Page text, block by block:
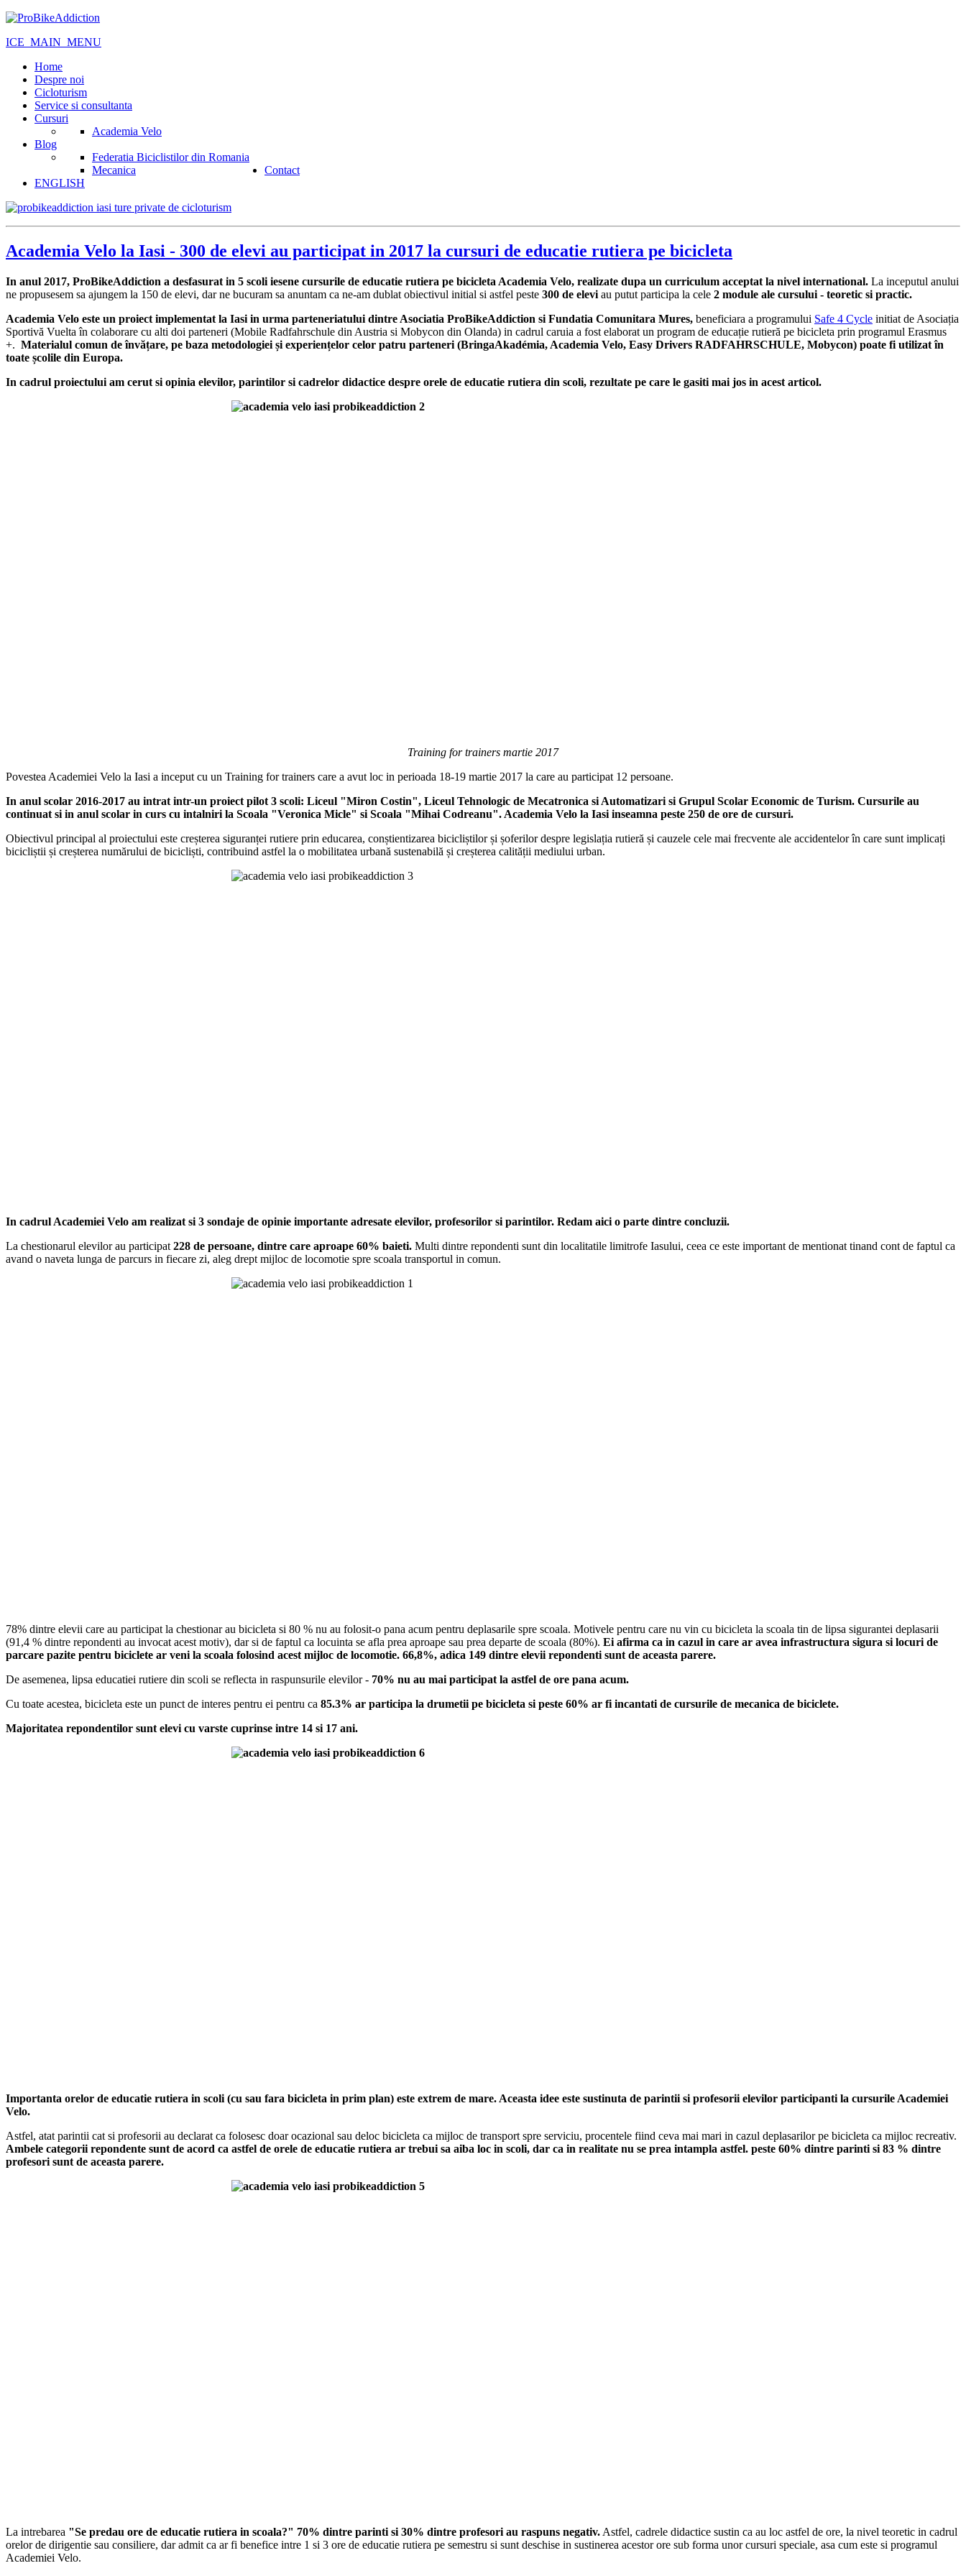
ICE_MAIN_MENU
Home
Despre noi
Cicloturism
Service si consultanta
Cursuri
Academia Velo
Blog
Federatia Biciclistilor din Romania
Mecanica
Contact
ENGLISH
Academia Velo la Iasi - 300 de elevi au participat in 2017 la cursuri de educatie rutiera pe bicicleta
In anul 2017, ProBikeAddiction a desfasurat in 5 scoli iesene cursurile de educatie rutiera pe bicicleta Academia Velo, realizate dupa un curriculum acceptat la nivel international. La inceputul anului
ne propusesem sa ajungem la 150 de elevi, dar ne bucuram sa anuntam ca ne-am dublat obiectivul initial si astfel peste 300 de elevi au putut participa la cele 2 module ale cursului - teoretic si practic.
Academia Velo este un proiect implementat la Iasi in urma parteneriatului dintre Asociatia ProBikeAddiction si Fundatia Comunitara Mures, beneficiara a programului Safe 4 Cycle initiat de Asociația
Sportivă Vuelta în colaborare cu alti doi parteneri (Mobile Radfahrschule din Austria si Mobycon din Olanda) in cadrul caruia a fost elaborat un program de educație rutieră pe bicicleta prin programul Erasmus
+. Materialul comun de învățare, pe baza metodologiei și experiențelor celor patru parteneri (BringaAkadémia, Academia Velo, Easy Drivers RADFAHRSCHULE, Mobycon) poate fi utilizat în
toate școlile din Europa.
In cadrul proiectului am cerut si opinia elevilor, parintilor si cadrelor didactice despre orele de educatie rutiera din scoli, rezultate pe care le gasiti mai jos in acest articol.
Training for trainers martie 2017
Povestea Academiei Velo la Iasi a inceput cu un Training for trainers care a avut loc in perioada 18-19 martie 2017 la care au participat 12 persoane.
In anul scolar 2016-2017 au intrat intr-un proiect pilot 3 scoli: Liceul "Miron Costin", Liceul Tehnologic de Mecatronica si Automatizari si Grupul Scolar Economic de Turism. Cursurile au
continuat si in anul scolar in curs cu intalniri la Scoala "Veronica Micle" si Scoala "Mihai Codreanu". Academia Velo la Iasi inseamna peste 250 de ore de cursuri.
Obiectivul principal al proiectului este creșterea siguranței rutiere prin educarea, conștientizarea bicicliștilor și șoferilor despre legislația rutieră și cauzele cele mai frecvente ale accidentelor în care sunt implicați
bicicliștii și creșterea numărului de bicicliști, contribuind astfel la o mobilitatea urbană sustenabilă și creșterea calității mediului urban.
In cadrul Academiei Velo am realizat si 3 sondaje de opinie importante adresate elevilor, profesorilor si parintilor. Redam aici o parte dintre concluzii.
La chestionarul elevilor au participat 228 de persoane, dintre care aproape 60% baieti. Multi dintre repondenti sunt din localitatile limitrofe Iasului, ceea ce este important de mentionat tinand cont de faptul ca
avand o naveta lunga de parcurs in fiecare zi, aleg drept mijloc de locomotie spre scoala transportul in comun.
78% dintre elevii care au participat la chestionar au bicicleta si 80 % nu au folosit-o pana acum pentru deplasarile spre scoala. Motivele pentru care nu vin cu bicicleta la scoala tin de lipsa sigurantei deplasarii
(91,4 % dintre repondenti au invocat acest motiv), dar si de faptul ca locuinta se afla prea aproape sau prea departe de scoala (80%). Ei afirma ca in cazul in care ar avea infrastructura sigura si locuri de
parcare pazite pentru biciclete ar veni la scoala folosind acest mijloc de locomotie. 66,8%, adica 149 dintre elevii repondenti sunt de aceasta parere.
De asemenea, lipsa educatiei rutiere din scoli se reflecta in raspunsurile elevilor - 70% nu au mai participat la astfel de ore pana acum.
Cu toate acestea, bicicleta este un punct de interes pentru ei pentru ca 85.3% ar participa la drumetii pe bicicleta si peste 60% ar fi incantati de cursurile de mecanica de biciclete.
Majoritatea repondentilor sunt elevi cu varste cuprinse intre 14 si 17 ani.
Importanta orelor de educatie rutiera in scoli (cu sau fara bicicleta in prim plan) este extrem de mare. Aceasta idee este sustinuta de parintii si profesorii elevilor participanti la cursurile Academiei
Velo.
Astfel, atat parintii cat si profesorii au declarat ca folosesc doar ocazional sau deloc bicicleta ca mijloc de transport spre serviciu, procentele fiind ceva mai mari in cazul deplasarilor pe bicicleta ca mijloc recreativ.
Ambele categorii repondente sunt de acord ca astfel de orele de educatie rutiera ar trebui sa aiba loc in scoli, dar ca in realitate nu se prea intampla astfel. peste 60% dintre parinti si 83 % dintre
profesori sunt de aceasta parere.
La intrebarea "Se predau ore de educatie rutiera in scoala?" 70% dintre parinti si 30% dintre profesori au raspuns negativ. Astfel, cadrele didactice sustin ca au loc astfel de ore, la nivel teoretic in cadrul
orelor de dirigentie sau consiliere, dar admit ca ar fi benefice intre 1 si 3 ore de educatie rutiera pe semestru si sunt deschise in sustinerea acestor ore sub forma unor cursuri speciale, asa cum este si programul
Academiei Velo.